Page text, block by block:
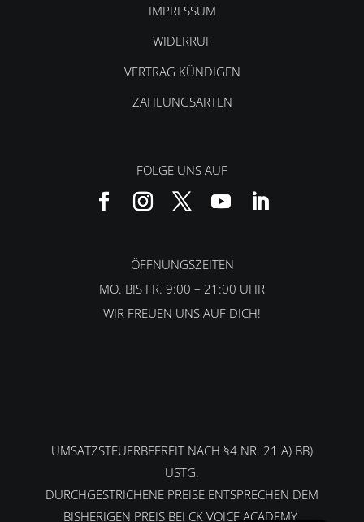
IMPRESSUM
WIDERRUF
VERTRAG KÜNDIGEN
ZAHLUNGSARTEN
FOLGE UNS AUF
ÖFFNUNGSZEITEN
MO. BIS FR. 9:00 – 21:00 UHR
WIR FREUEN UNS AUF DICH!
UMSATZSTEUERBEFREIT NACH §4 NR. 21 A) BB)
USTG.
DURCHGESTRICHENE PREISE ENTSPRECHEN DEM
BISHERIGEN PREIS BEI CK VOICE ACADEMY.
English